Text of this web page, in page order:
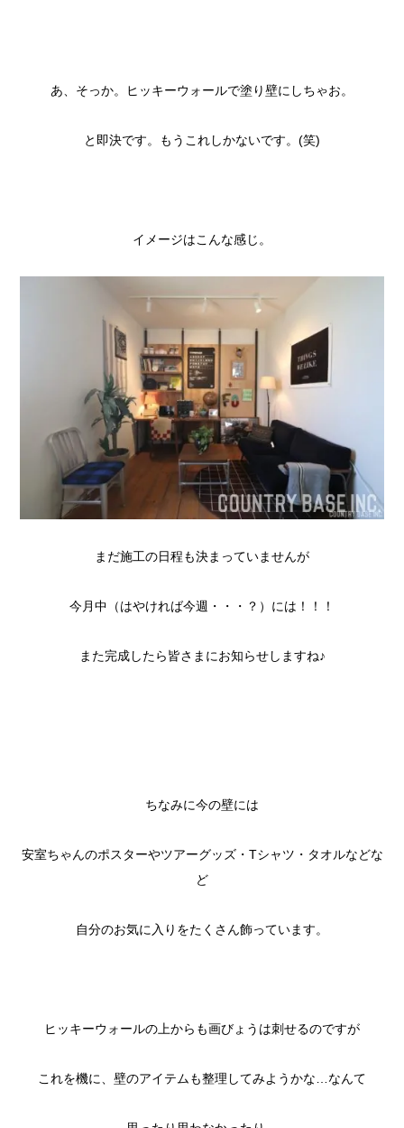
あ、そっか。ヒッキーウォールで塗り壁にしちゃお。
と即決です。もうこれしかないです。(笑)
イメージはこんな感じ。
まだ施工の日程も決まっていませんが
今月中（はやければ今週・・・？）には！！！
また完成したら皆さまにお知らせしますね♪
ちなみに今の壁には
安室ちゃんのポスターやツアーグッズ・Tシャツ・タオルなどな
ど
自分のお気に入りをたくさん飾っています。
ヒッキーウォールの上からも画びょうは刺せるのですが
これを機に、壁のアイテムも整理してみようかな…なんて